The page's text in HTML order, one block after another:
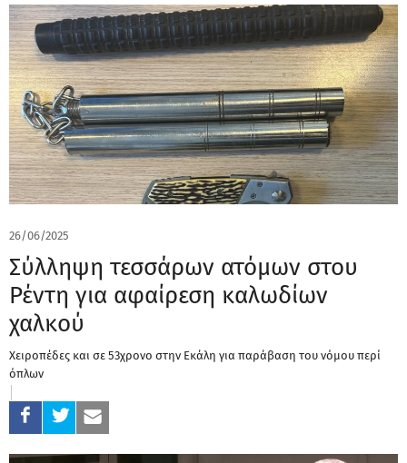
26/06/2025
Σύλληψη τεσσάρων ατόμων στου
Ρέντη για αφαίρεση καλωδίων
χαλκού
Χειροπέδες και σε 53χρονο στην Εκάλη για παράβαση του νόμου περί
όπλων